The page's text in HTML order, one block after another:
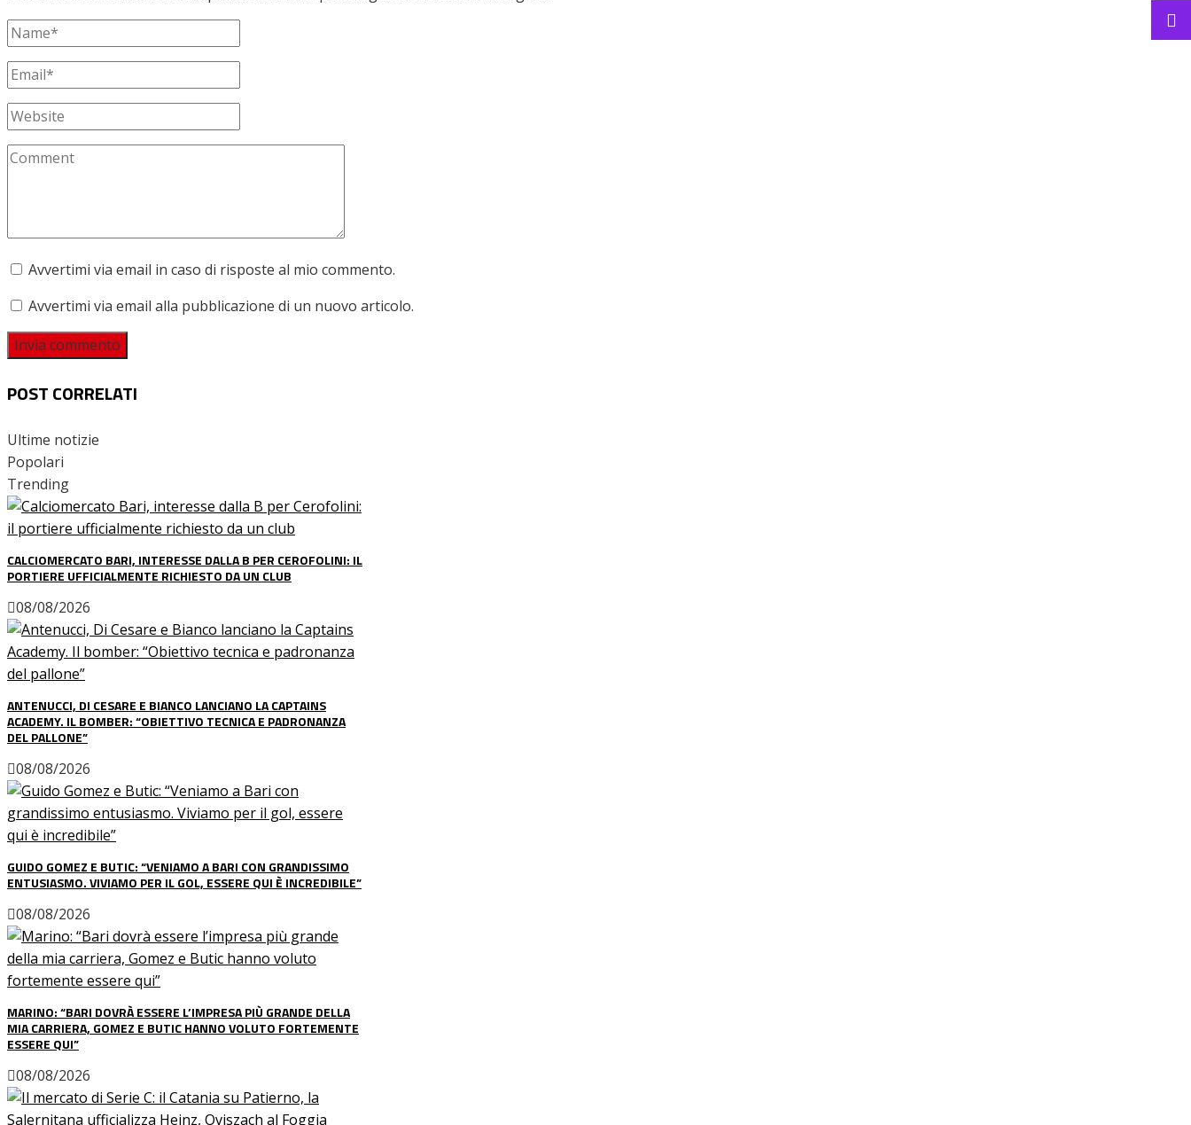
Avvertimi via email in caso di risposte al mio commento.
Avvertimi via email alla pubblicazione di un nuovo articolo.
POST CORRELATI
Ultime notizie
Popolari
Trending
CALCIOMERCATO BARI, INTERESSE DALLA B PER CEROFOLINI: IL
PORTIERE UFFICIALMENTE RICHIESTO DA UN CLUB
08/08/2026
ANTENUCCI, DI CESARE E BIANCO LANCIANO LA CAPTAINS
ACADEMY. IL BOMBER: “OBIETTIVO TECNICA E PADRONANZA
DEL PALLONE”
08/08/2026
GUIDO GOMEZ E BUTIC: “VENIAMO A BARI CON GRANDISSIMO
ENTUSIASMO. VIVIAMO PER IL GOL, ESSERE QUI È INCREDIBILE”
08/08/2026
MARINO: “BARI DOVRÀ ESSERE L’IMPRESA PIÙ GRANDE DELLA
MIA CARRIERA, GOMEZ E BUTIC HANNO VOLUTO FORTEMENTE
ESSERE QUI”
08/08/2026